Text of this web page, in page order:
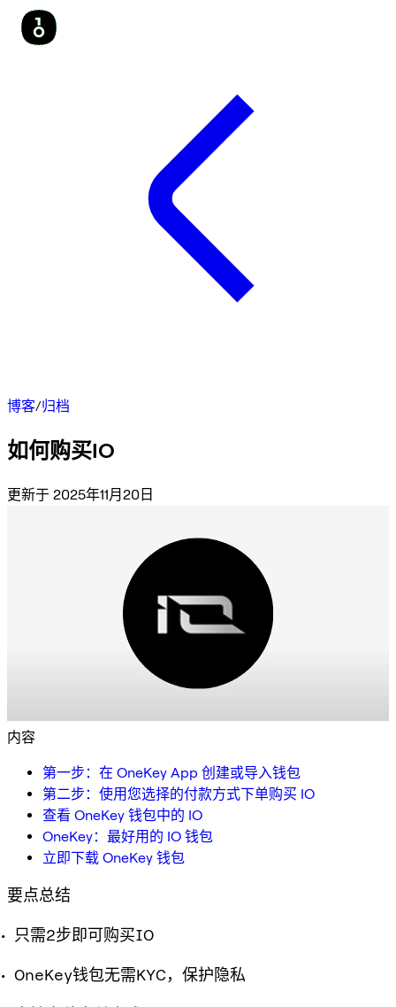
博客/归档
如何购买IO
更新于 2025年11月20日
内容
第一步：在 OneKey App 创建或导入钱包
第二步：使用您选择的付款方式下单购买 IO
查看 OneKey 钱包中的 IO
OneKey：最好用的 IO 钱包
立即下载 OneKey 钱包
要点总结
只需2步即可购买IO
OneKey钱包无需KYC，保护隐私